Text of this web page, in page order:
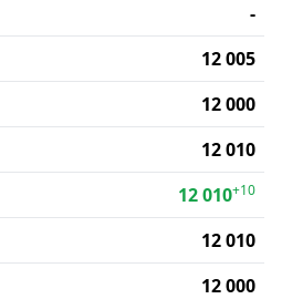
-
12 005
12 000
12 010
12 010+10
12 010
12 000